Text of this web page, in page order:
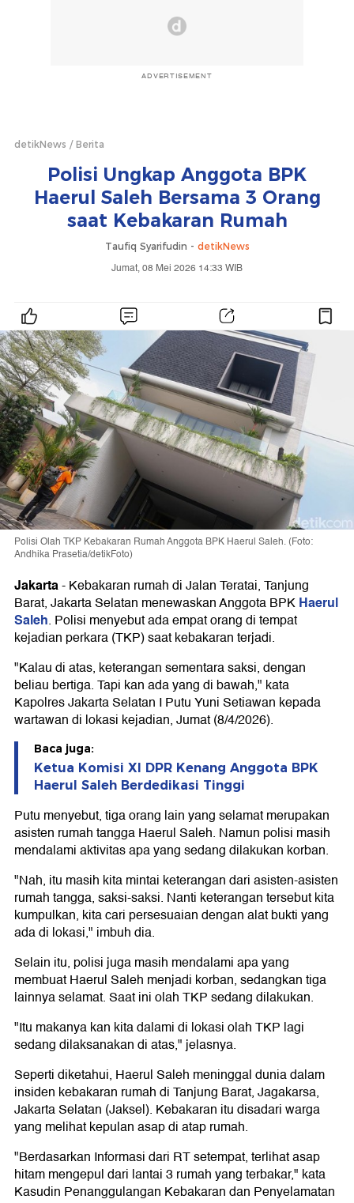
ADVERTISEMENT
detikNews Berita
Polisi Ungkap Anggota BPK
Haerul Saleh Bersama 3 Orang
saat Kebakaran Rumah
Taufiq Syarifudin - detikNews
Jumat, 08 Mei 2026 14:33 WIB
Polisi Olah TKP Kebakaran Rumah Anggota BPK Haerul Saleh. (Foto:
Andhika Prasetia/detikFoto)
Jakarta-Kebakaran rumah di Jalan Teratai, Tanjung
Barat, Jakarta Selatan menewaskan Anggota BPKHaerul
Saleh. Polisi menyebut ada empat orang di tempat
kejadian perkara (TKP) saat kebakaran terjadi.
"Kalau di atas, keterangan sementara saksi, dengan
beliau bertiga. Tapi kan ada yang di bawah," kata
Kapolres Jakarta Selatan I Putu Yuni Setiawan kepada
wartawan di lokasi kejadian, Jumat (8/4/2026).
Baca juga:
Ketua Komisi XI DPR Kenang Anggota BPK
Haerul Saleh Berdedikasi Tinggi
Putu menyebut, tiga orang lain yang selamat merupakan
asisten rumah tangga Haerul Saleh. Namun polisi masih
mendalami aktivitas apa yang sedang dilakukan korban.
"Nah, itu masih kita mintai keterangan dari asisten-asisten
rumah tangga, saksi-saksi. Nanti keterangan tersebut kita
kumpulkan, kita cari persesuaian dengan alat bukti yang
ada di lokasi," imbuh dia.
Selain itu, polisi juga masih mendalami apa yang
membuat Haerul Saleh menjadi korban, sedangkan tiga
lainnya selamat. Saat ini olah TKP sedang dilakukan.
"Itu makanya kan kita dalami di lokasi olah TKP lagi
sedang dilaksanakan di atas," jelasnya.
Seperti diketahui, Haerul Saleh meninggal dunia dalam
insiden kebakaran rumah di Tanjung Barat, Jagakarsa,
Jakarta Selatan (Jaksel). Kebakaran itu disadari warga
yang melihat kepulan asap di atap rumah.
"Berdasarkan Informasi dari RT setempat, terlihat asap
hitam mengepul dari lantai 3 rumah yang terbakar," kata
Kasudin Penanggulangan Kebakaran dan Penyelamatan